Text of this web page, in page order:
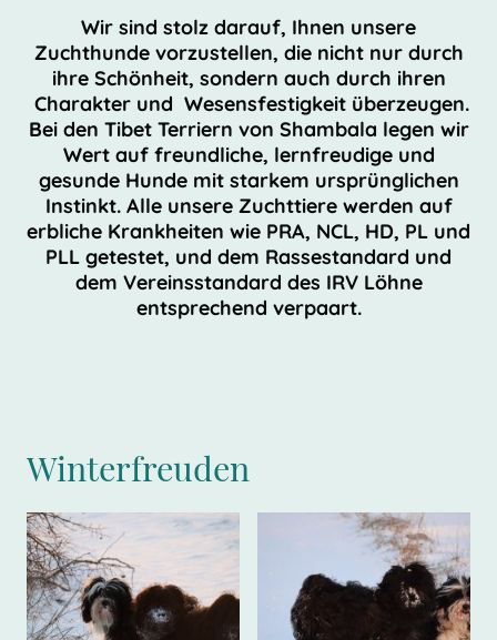
Wir sind stolz darauf, Ihnen unsere
Zuchthunde vorzustellen, die nicht nur durch
ihre Schönheit, sondern auch durch ihren
Charakter und Wesensfestigkeit überzeugen.
Bei den Tibet Terriern von Shambala legen wir
Wert auf freundliche, lernfreudige und
gesunde Hunde mit starkem ursprünglichen
Instinkt. Alle unsere Zuchttiere werden auf
erbliche Krankheiten wie PRA, NCL, HD, PL und
PLL getestet, und dem Rassestandard und
dem Vereinsstandard des IRV Löhne
entsprechend verpaart.
Winterfreuden